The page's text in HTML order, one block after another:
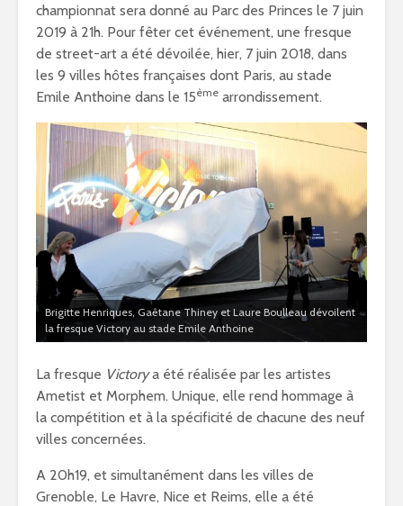
championnat sera donné au Parc des Princes le 7 juin
2019 à 21h. Pour fêter cet événement, une fresque
de street-art a été dévoilée, hier, 7 juin 2018, dans
les 9 villes hôtes françaises dont Paris, au stade
Emile Anthoine dans le 15ème arrondissement.
Brigitte Henriques, Gaêtane Thiney et Laure Boulleau dévoilent
la fresque Victory au stade Emile Anthoine
La fresque Victorya été réalisée par les artistes
Ametist et Morphem. Unique, elle rend hommage à
la compétition et à la spécificité de chacune des neuf
villes concernées.
A 20h19, et simultanément dans les villes de
Grenoble, Le Havre, Nice et Reims, elle a été